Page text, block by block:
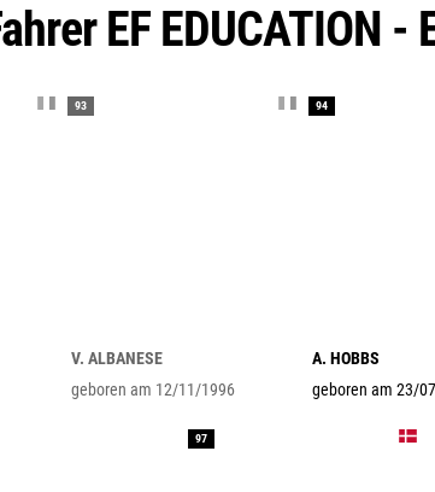
Fahrer EF EDUCATION -
93
V. ALBANESE
geboren am 12/11/1996
94
A. HOBBS
geboren am 23/
97